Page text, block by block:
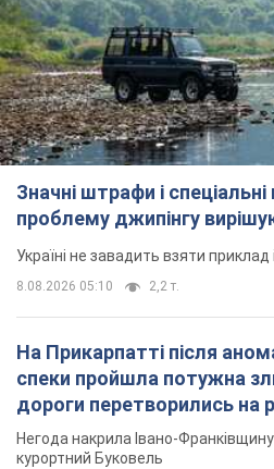
Значні штрафи і спеціальні
проблему джипінгу
Україні не завадить взяти приклад
8.08.2026 05:10 2,2 т.
На Прикарпатті після
спеки пройшла потужна
дороги перетворились на
Відео
Негода накрила Івано-
курортний Буковель